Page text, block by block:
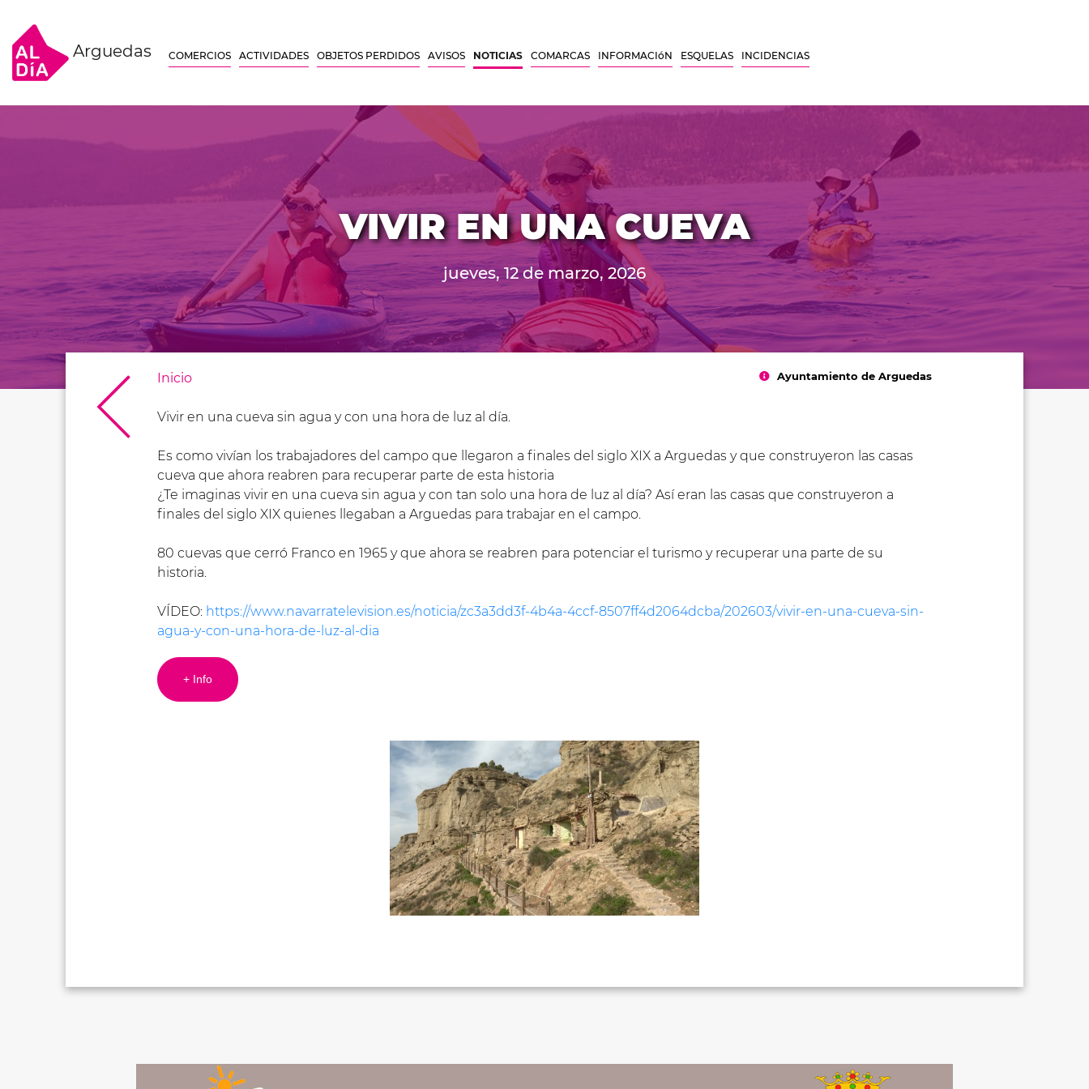
Arguedas COMERCIOS ACTIVIDADES OBJETOS PERDIDOS AVISOS NOTICIAS COMARCAS INFORMACIóN ESQUELAS INCIDENCIAS
VIVIR EN UNA CUEVA
jueves, 12 de marzo, 2026
Inicio Ayuntamiento de Arguedas
Vivir en una cueva sin agua y con una hora de luz al día.
Es como vivían los trabajadores del campo que llegaron a finales del siglo XIX a Arguedas y que construyeron las casas
cueva que ahora reabren para recuperar parte de esta historia
¿Te imaginas vivir en una cueva sin agua y con tan solo una hora de luz al día? Así eran las casas que construyeron a
finales del siglo XIX quienes llegaban a Arguedas para trabajar en el campo.
80 cuevas que cerró Franco en 1965 y que ahora se reabren para potenciar el turismo y recuperar una parte de su
historia.
VÍDEO: https://www.navarratelevision.es/noticia/zc3a3dd3f-4b4a-4ccf-8507ff4d2064dcba/202603/vivir-en-una-cueva-sin-
agua-y-con-una-hora-de-luz-al-dia
+ Info